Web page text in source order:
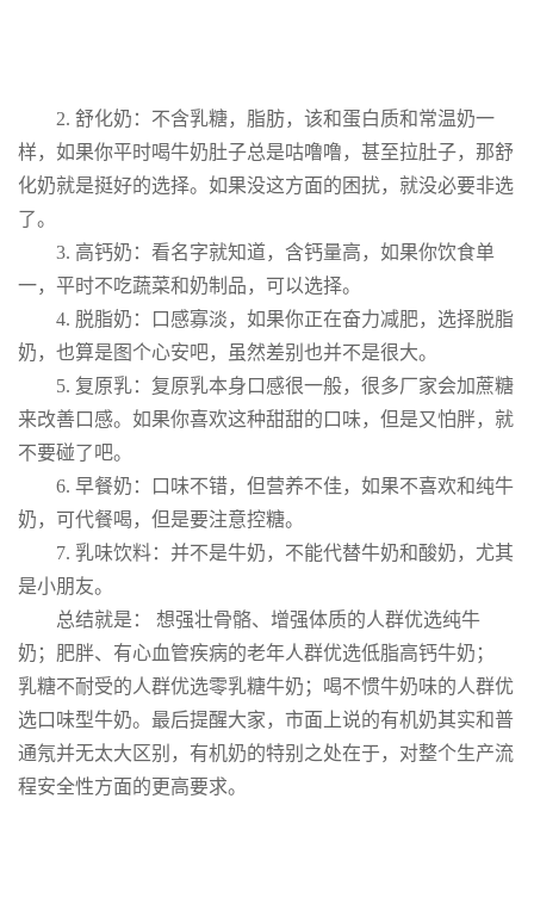
2. 舒化奶：不含乳糖，脂肪，该和蛋白质和常温奶一
样，如果你平时喝牛奶肚子总是咕噜噜，甚至拉肚子，那舒
化奶就是挺好的选择。如果没这方面的困扰，就没必要非选
了。
3. 高钙奶：看名字就知道，含钙量高，如果你饮食单
一，平时不吃蔬菜和奶制品，可以选择。
4. 脱脂奶：口感寡淡，如果你正在奋力减肥，选择脱脂
奶，也算是图个心安吧，虽然差别也并不是很大。
5. 复原乳：复原乳本身口感很一般，很多厂家会加蔗糖
来改善口感。如果你喜欢这种甜甜的口味，但是又怕胖，就
不要碰了吧。
6. 早餐奶：口味不错，但营养不佳，如果不喜欢和纯牛
奶，可代餐喝，但是要注意控糖。
7. 乳味饮料：并不是牛奶，不能代替牛奶和酸奶，尤其
是小朋友。
总结就是： 想强壮骨骼、增强体质的人群优选纯牛
奶；肥胖、有心血管疾病的老年人群优选低脂高钙牛奶；
乳糖不耐受的人群优选零乳糖牛奶；喝不惯牛奶味的人群优
选口味型牛奶。最后提醒大家，市面上说的有机奶其实和普
通氖并无太大区别，有机奶的特别之处在于，对整个生产流
程安全性方面的更高要求。